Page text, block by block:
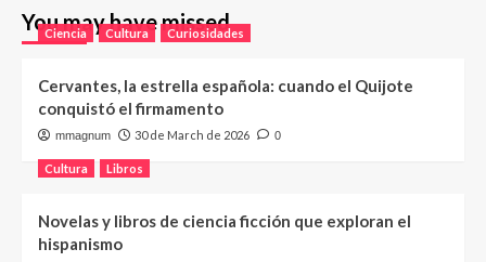
You may have missed
Ciencia Cultura Curiosidades
Cervantes, la estrella española: cuando el Quijote
conquistó el firmamento
mmagnum 30 de March de 2026 0
Cultura Libros
Novelas y libros de ciencia ficción que exploran el
hispanismo